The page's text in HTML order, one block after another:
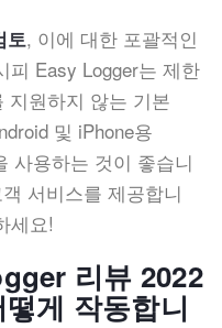
토, 이에 대한 포괄적인
피 Easy Logger는 제한
지원하지 않는 기본
및 iPhone용
사용하는 것이 좋습니
서비스를 제공합니
세요!
리뷰 2022
게 작동합니